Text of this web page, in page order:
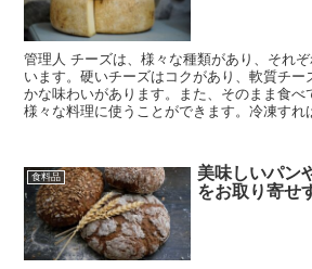
管理人 チーズは、様々な種類があり、それ
います。硬いチーズはコクがあり、軟質チー
かな味わいがあります。また、そのまま食べ
様々な料理に使うことができます。冷凍すれ
食料品
美味しいパン
をお取り寄せ